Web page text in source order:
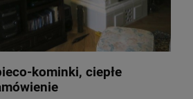
kominki, ciepłe